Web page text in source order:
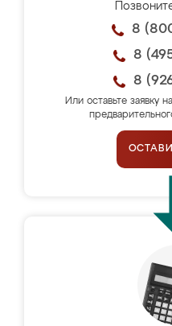
8
8
8
Или оставьте заявку